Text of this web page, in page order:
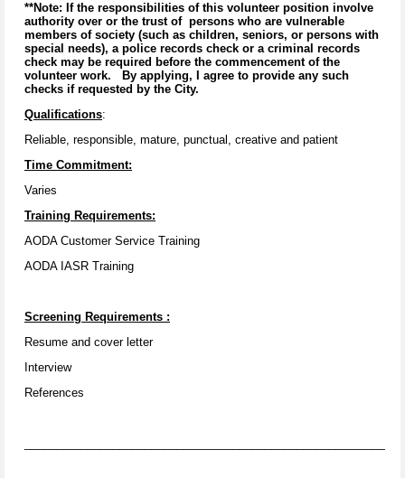
**Note: If the responsibilities of this volunteer position involve
authority over or the trust of persons who are vulnerable
members of society (such as children, seniors, or persons with
special needs), a police records check or a criminal records
check may be required before the commencement of the
volunteer work. By applying, I agree to provide any such
checks if requested by the City.
Qualifications:
Reliable, responsible, mature, punctual, creative and patient
Time Commitment:
Varies
Training Requirements:
AODA Customer Service Training
AODA IASR Training
Screening Requirements :
Resume and cover letter
Interview
References